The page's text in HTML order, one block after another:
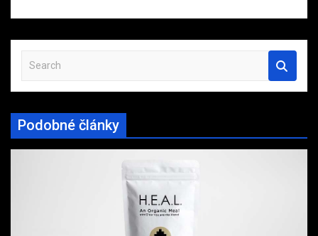
a
r
c
h
Podobné články